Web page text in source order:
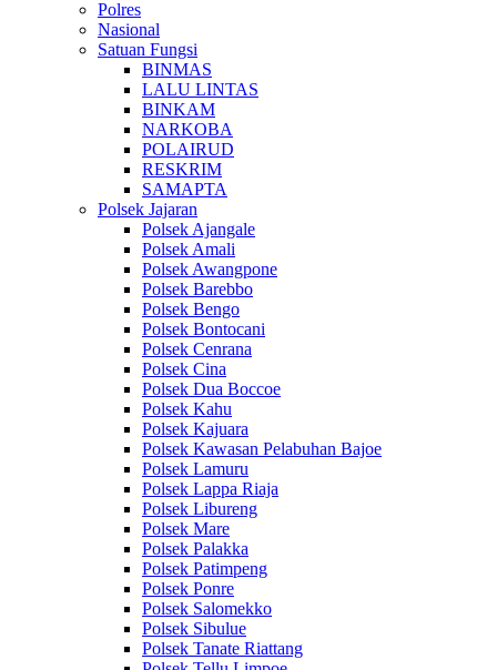
Polres
Nasional
Satuan Fungsi
BINMAS
LALU LINTAS
BINKAM
NARKOBA
POLAIRUD
RESKRIM
SAMAPTA
Polsek Jajaran
Polsek Ajangale
Polsek Amali
Polsek Awangpone
Polsek Barebbo
Polsek Bengo
Polsek Bontocani
Polsek Cenrana
Polsek Cina
Polsek Dua Boccoe
Polsek Kahu
Polsek Kajuara
Polsek Kawasan Pelabuhan Bajoe
Polsek Lamuru
Polsek Lappa Riaja
Polsek Libureng
Polsek Mare
Polsek Palakka
Polsek Patimpeng
Polsek Ponre
Polsek Salomekko
Polsek Sibulue
Polsek Tanate Riattang